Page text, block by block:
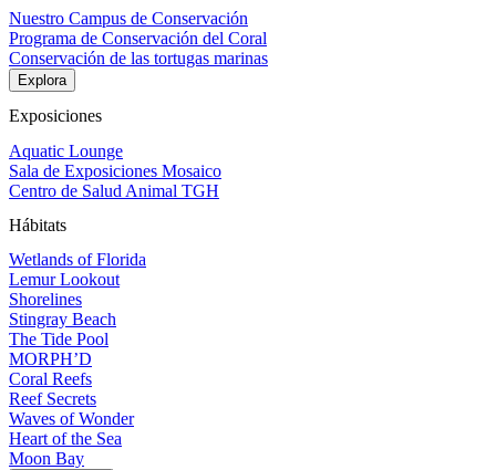
Nuestro Campus de Conservación
Programa de Conservación del Coral
Conservación de las tortugas marinas
Explora
Exposiciones
Aquatic Lounge
Sala de Exposiciones Mosaico
Centro de Salud Animal TGH
Hábitats
Wetlands of Florida
Lemur Lookout
Shorelines
Stingray Beach
The Tide Pool
MORPH’D
Coral Reefs
Reef Secrets
Waves of Wonder
Heart of the Sea
Moon Bay